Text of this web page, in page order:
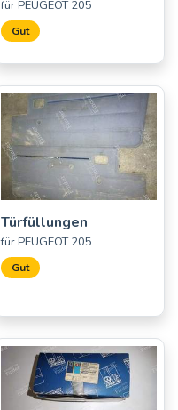
für PEUGEOT 205
Gut
Türfüllungen
für PEUGEOT 205
Gut